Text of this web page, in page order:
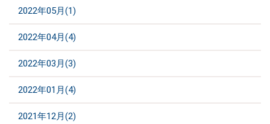
2022年05月(1)
2022年04月(4)
2022年03月(3)
2022年01月(4)
2021年12月(2)